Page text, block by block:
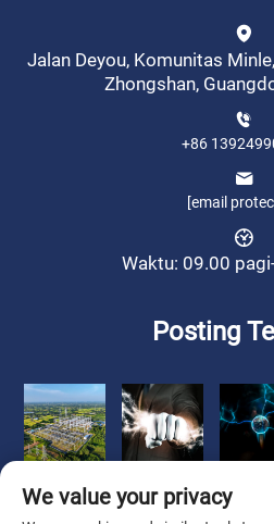
Jalan Deyou, Komunitas
Zhongshan,
+86
[email
Waktu: 09.00
Posting
We value your privacy